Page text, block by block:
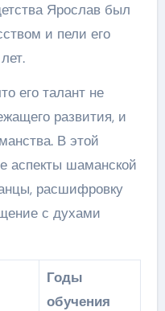
Ярослав был
и пели его
его талант не
развития, и
В этой
аспекты шаманской
расшифровку
с духами
Годы
обучения